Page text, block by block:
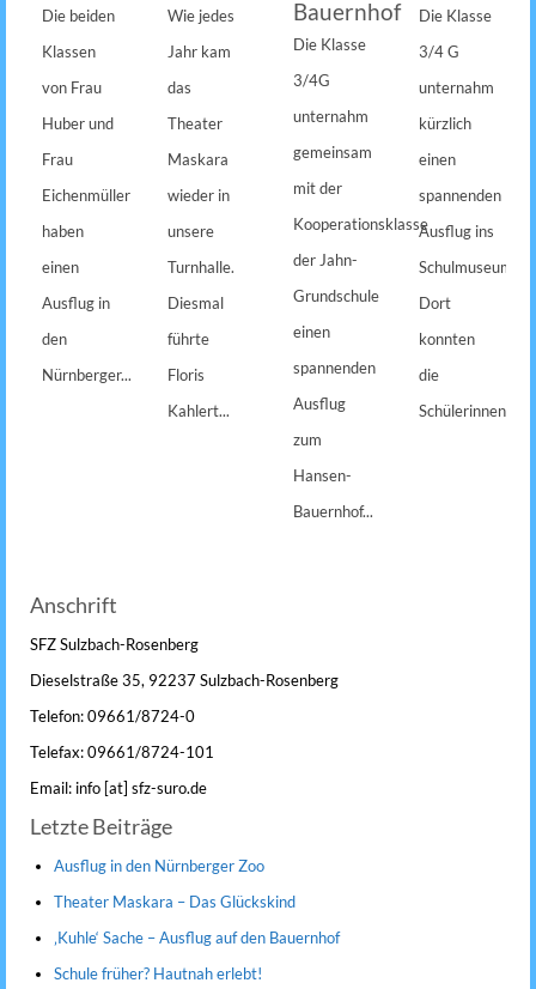
Die beiden
Klassen
von Frau
Huber und
Frau
Eichenmüller
haben
einen
Ausflug in
den
Nürnberger...
Wie jedes
Jahr kam
das
Theater
Maskara
wieder in
unsere
Turnhalle.
Diesmal
führte
Floris
Kahlert...
Bauernhof
Die Klasse
3/4G
unternahm
gemeinsam
mit der
Kooperationsklasse
der Jahn-
Grundschule
einen
spannenden
Ausflug
zum
Hansen-
Bauernhof...
Die Klasse
3/4 G
unternahm
kürzlich
einen
spannenden
Ausflug ins
Schulmuseum.
Dort
konnten
die
Schülerinnen...
Anschrift
SFZ Sulzbach-Rosenberg
Dieselstraße 35, 92237 Sulzbach-Rosenberg
Telefon: 09661/8724-0
Telefax: 09661/8724-101
Email: info [at] sfz-suro.de
Letzte Beiträge
Ausflug in den Nürnberger Zoo
Theater Maskara – Das Glückskind
‚Kuhle‘ Sache – Ausflug auf den Bauernhof
Schule früher? Hautnah erlebt!